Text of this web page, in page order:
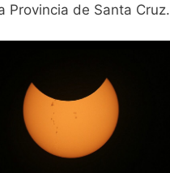
Provincia de Santa Cruz.